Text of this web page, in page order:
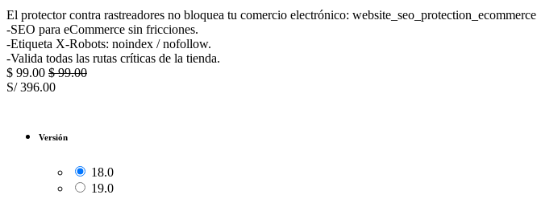
El protector contra rastreadores no bloquea tu comercio electrónico: website_seo_protection_ecommerce
-SEO para eCommerce sin fricciones.
-Etiqueta X-Robots: noindex / nofollow.
-Valida todas las rutas críticas de la tienda.
$ 99.00 $99.00
S/396.00
Versión
18.0
19.0